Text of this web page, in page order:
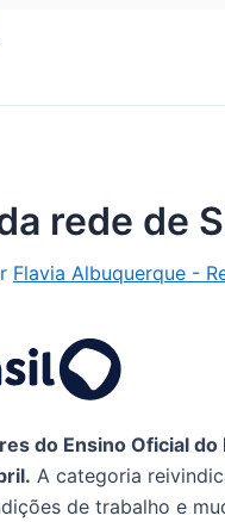
rede de
Flavia Albuquerque -
do Ensino Oficial
A categoria
de trabalho e